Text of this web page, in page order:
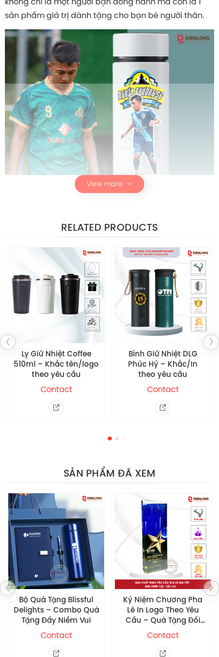
sản phẩm giá trị dành tặng cho bạn bè người thân.
2. Về chất liệu sản xuất Bình
Giữ Nhiệt DLG Faybio In Ấn
Theo Yêu Cầu G1 như thế
nào?
Bình Giữ Nhiệt DLG Faybio In Ấn Theo Yêu Cầu G1 được
làm bằng hợp kim cao cấp, kết hợp với việc phủ một
lớp sơn mài cao cấp và vô cùng thời thượng. Lớp phủ
sơn dày nhìn cứng cáp, thể hiện sự bền bỉ, chắc chắn,
nhìn tổng thể ta có thể thấy bình rất sắc sảo. Các
thành phần khác của chiếc bình như phần đỉnh nắp,
đáy được bảo vệ hoàn thiện kỹ càng
3. Đặt bình theo yêu cầu cho
View more
RELATED PRODUCTS
Bình Giữ Nhiệt DLG
Phúc Hỷ – Khắc/In
theo yêu cầu
Contact
Ly Giữ Nhiệt Hanbok
Cao Cấp 500ml – In
khắc theo yêu cầu
Contact
SẢN PHẨM ĐÃ XEM
Kỷ Niệm Chương Pha
Lê In Logo Theo Yêu
Cầu – Quà Tặng Đối
Tác Khách Hàng DLPL15
Contact
Bình Giữ Nhiệt DLG
Faybio In Ấn Logo Xe
Hơi Ford
Contact